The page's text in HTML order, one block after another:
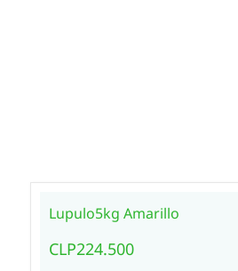
Lupulo5kg Amarillo
CLP224.500